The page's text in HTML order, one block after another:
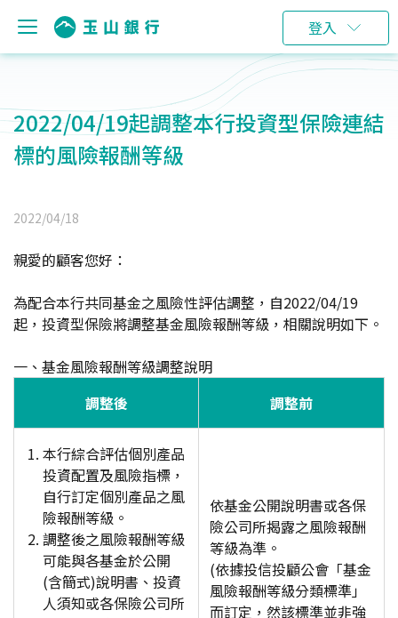
登入
2022/04/19起調整本行投資型保險連結
標的風險報酬等級
2022/04/18
親愛的顧客您好：
為配合本行共同基金之風險性評估調整，自2022/04/19
起，投資型保險將調整基金風險報酬等級，相關說明如下。
一、基金風險報酬等級調整說明
調整後
調整前
本行綜合評估個別產品
投資配置及風險指標，
自行訂定個別產品之風
險報酬等級。
調整後之風險報酬等級
可能與各基金於公開
(含簡式)說明書、投資
人須知或各保險公司所
依基金公開說明書或各保
險公司所揭露之風險報酬
等級為準。
(依據投信投顧公會「基金
風險報酬等級分類標準」
而訂定，然該標準並非強